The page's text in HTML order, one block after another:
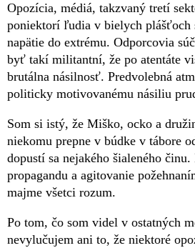
Opozícia, médiá, takzvaný tretí
poniektorí ľudia v bielych plášťoch
napätie do extrému. Odporcovia
byť takí militantní, že po atentáte
brutálna násilnosť. Predvolebná
politicky motivovanému násiliu
Som si istý, že Miško, ocko a
niekomu prepne v búdke v tábore
dopustí sa nejakého šialeného
propagandu a agitovanie
majme všetci rozum.
Po tom, čo som videl v ostatných
nevylučujem ani to, že niektoré